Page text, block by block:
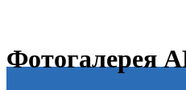
Фотогалерея